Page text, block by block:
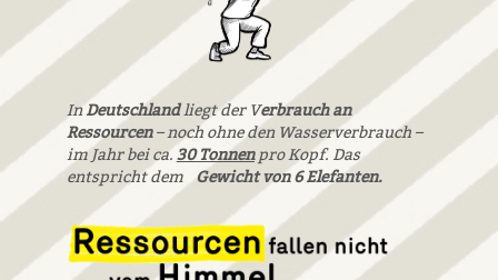
InDeutschlandliegt der Verbrauch an
Ressourcen– noch ohne den Wasserverbrauch –
im Jahr bei ca. 30 Tonnenpro Kopf. Das
entspricht dem Gewicht von 6 Elefanten.